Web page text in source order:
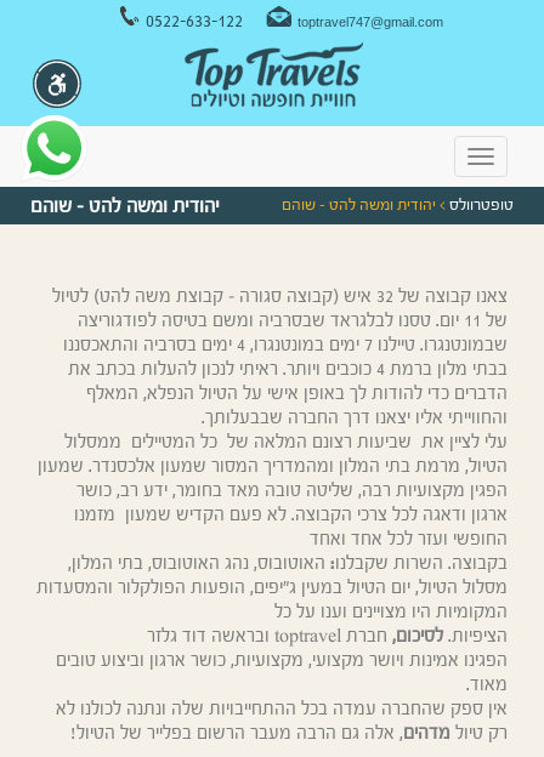
0522-633-122 toptravel747@gmail.com
Toggle
navigation
טופטרוולס > יהודית ומשה להט – שוהם יהודית ומשה להט – שוהם
צאנו קבוצה של 32 איש (קבוצה סגורה – קבוצת משה להט) לטיול
של 11 יום. טסנו לבלגראד שבסרביה ומשם בטיסה לפודגוריצה
שבמונטנגרו. טיילנו 7 ימים במונטנגרו, 4
ימים בסרביה והתאכסננו
בבתי מלון ברמת 4 כוכבים ויותר. ראיתי לנכון להעלות בכתב את
הדברים כדי להודות לך באופן אישי על הטיול הנפלא, המאלף
והחווייתי אליו יצאנו דרך החברה שבבעלותך.
עלי לציין את שביעות רצונם המלאה של כל המטיילים ממסלול
הטיול, מרמת בתי המלון ומהמדריך המסור שמעון אלכסנדר. שמעון
הפגין מקצועיות רבה, שליטה טובה מאד בחומר, ידע רב, כושר
ארגון ודאגה לכל צרכי הקבוצה. לא פעם הקדיש שמעון מזמנו
החופשי ועזר לכל אחד ואחד
בקבוצה. השרות שקבלנו: האוטובוס, נהג האוטובוס, בתי המלון,
מסלול הטיול, יום הטיול במעין ג"יפים, הופעות הפולקלור והמסעדות
המקומיות היו מצויינים וענו על כל
הציפיות. לסיכום, חברת
ובראשה דוד גלזר
הפגינו אמינות ויושר מקצועי, מקצועיות, כושר ארגון וביצוע טובים
מאוד.
אין ספק שהחברה עמדה בכל ההתחייבויות שלה ונתנה לכולנו לא
רק טיול מדהים, אלה גם הרבה מעבר הרשום בפלייר של הטיול!
ניווט במקלדת